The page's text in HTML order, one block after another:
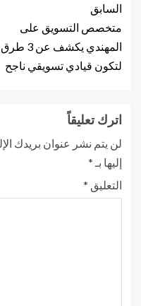
السابق
متخصص التسويق على
المهندي يكشف عن 3 طرق
لتكون قيادي تسويقي ناجح
اترك تعليقاً
لن يتم نشر عنوان بريدك
إليها بـ *
التعليق *